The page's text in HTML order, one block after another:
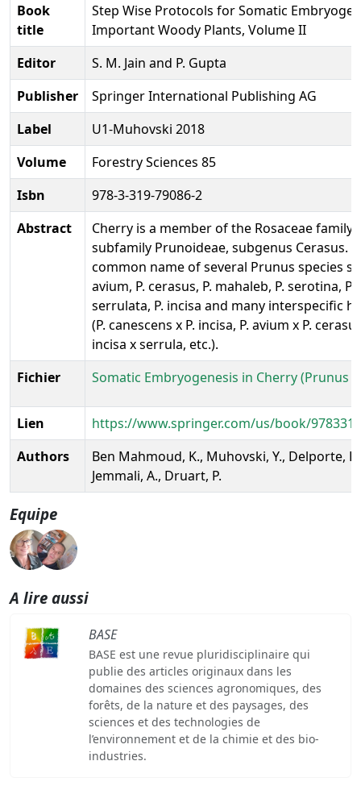
Book
title
Step Wise Protocols for Somatic
Important Woody Plants, Volume II
Editor
S. M. Jain and P. Gupta
Publisher
Springer International Publishing AG
Label
U1-Muhovski 2018
Volume
Forestry Sciences 85
Isbn
978-3-319-79086-2
Abstract
Cherry is a member of the Rosaceae family,
subfamily Prunoideae, subgenus Cerasus.
common name of several Prunus species
avium, P. cerasus, P. mahaleb, P. serotina, P.
serrulata, P. incisa and many interspecific
(P. canescens x P. incisa, P. avium x P.
incisa x serrula, etc.).
Fichier
Somatic Embryogenesis in Cherry (Prunus
Lien
https://www.springer.com/us/book/
Authors
Ben Mahmoud, K., Muhovski, Y., Delporte, F.,
Jemmali, A., Druart, P.
Equipe
A lire aussi
BASE
BASE est une revue pluridisciplinaire qui
publie des articles originaux dans les
domaines des sciences agronomiques, des
forêts, de la nature et des paysages, des
sciences et des technologies de
l’environnement et de la chimie et des bio-
industries.